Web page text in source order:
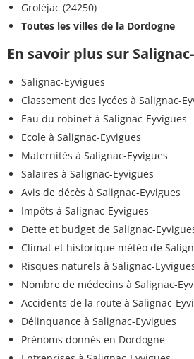
Groléjac (24250)
Toutes les villes de la Dordogne
En savoir plus sur
Salignac-Eyvigues
Classement des lycées à Salignac-
Eau du robinet à Salignac-Eyvigues
Ecole à Salignac-Eyvigues
Maternités à Salignac-Eyvigues
Salaires à Salignac-Eyvigues
Avis de décès à Salignac-Eyvigues
Impôts à Salignac-Eyvigues
Dette et budget de Salignac-
Climat et historique météo de
Risques naturels à Salignac-
Nombre de médecins à Salignac-
Accidents de la route à Salignac-
Délinquance à Salignac-Eyvigues
Prénoms donnés en Dordogne